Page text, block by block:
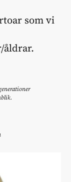
som vi
åldrar.